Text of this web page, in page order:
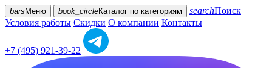
bars Меню book_circleКаталог по категориям searchПоиск
Условия работы Скидки О компании Контакты
+7 (495) 921-39-22